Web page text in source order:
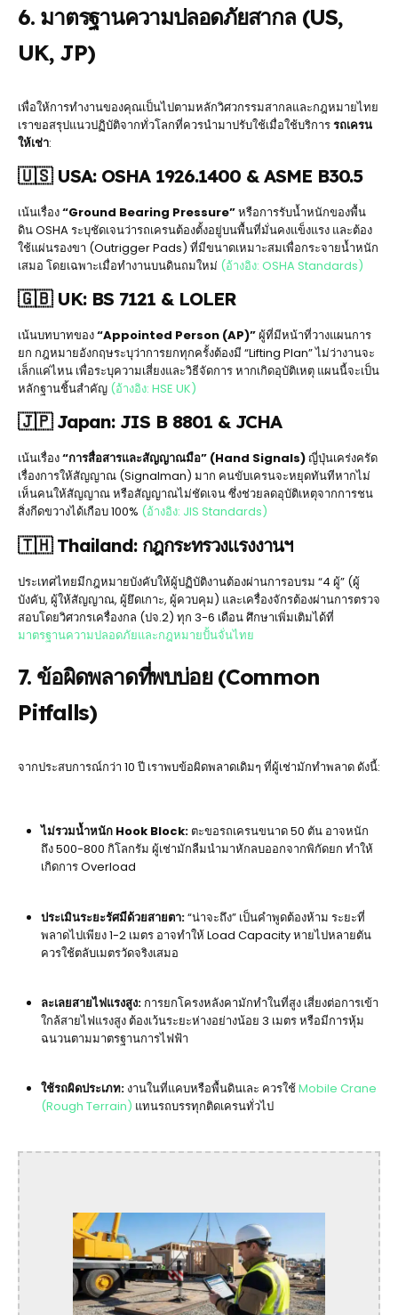
6. มาตรฐานความปลอดภัยสากล (US,
UK, JP)
เพื่อให้การทำงานของคุณเป็นไปตามหลักวิศวกรรมสากลและกฎหมายไทย
เราขอสรุปแนวปฏิบัติจากทั่วโลกที่ควรนำมาปรับใช้เมื่อใช้บริการรถเครน
ให้เช่า:
🇺🇸 USA: OSHA 1926.1400 & ASME B30.5
เน้นเรื่อง“Ground Bearing Pressure”หรือการรับน้ำหนักของพื้น
ดิน OSHA ระบุชัดเจนว่ารถเครนต้องตั้งอยู่บนพื้นที่มั่นคงแข็งแรง และต้อง
ใช้แผ่นรองขา (Outrigger Pads) ที่มีขนาดเหมาะสมเพื่อกระจายน้ำหนัก
เสมอ โดยเฉพาะเมื่อทำงานบนดินถมใหม่ (อ้างอิง: OSHA Standards)
🇬🇧 UK: BS 7121 & LOLER
เน้นบทบาทของ“Appointed Person (AP)”ผู้ที่มีหน้าที่วางแผนการ
ยก กฎหมายอังกฤษระบุว่าการยกทุกครั้งต้องมี “Lifting Plan” ไม่ว่างานจะ
เล็กแค่ไหน เพื่อระบุความเสี่ยงและวิธีจัดการ หากเกิดอุบัติเหตุ แผนนี้จะเป็น
หลักฐานชิ้นสำคัญ (อ้างอิง: HSE UK)
🇯🇵 Japan: JIS B 8801 & JCHA
เน้นเรื่อง“การสื่อสารและสัญญาณมือ” (Hand Signals)ญี่ปุ่นเคร่งครัด
เรื่องการให้สัญญาณ (Signalman) มาก คนขับเครนจะหยุดทันทีหากไม่
เห็นคนให้สัญญาณ หรือสัญญาณไม่ชัดเจน ซึ่งช่วยลดอุบัติเหตุจากการชน
สิ่งกีดขวางได้เกือบ 100% (อ้างอิง: JIS Standards)
🇹🇭 Thailand: กฎกระทรวงแรงงานฯ
ประเทศไทยมีกฎหมายบังคับให้ผู้ปฏิบัติงานต้องผ่านการอบรม “4 ผู้” (ผู้
บังคับ, ผู้ให้สัญญาณ, ผู้ยึดเกาะ, ผู้ควบคุม) และเครื่องจักรต้องผ่านการตรวจ
สอบโดยวิศวกรเครื่องกล (ปจ.2) ทุก 3-6 เดือน ศึกษาเพิ่มเติมได้ที่
มาตรฐานความปลอดภัยและกฎหมายปั้นจั่นไทย
7. ข้อผิดพลาดที่พบบ่อย (Common
Pitfalls)
จากประสบการณ์กว่า 10 ปี เราพบข้อผิดพลาดเดิมๆ ที่ผู้เช่ามักทำพลาด ดังนี้:
ไม่รวมน้ำหนัก Hook Block: ตะขอรถเครนขนาด 50 ตัน อาจหนัก
ถึง 500-800 กิโลกรัม ผู้เช่ามักลืมนำมาหักลบออกจากพิกัดยก ทำให้
เกิดการ Overload
ประเมินระยะรัศมีด้วยสายตา:“น่าจะถึง” เป็นคำพูดต้องห้าม ระยะที่
พลาดไปเพียง 1-2 เมตร อาจทำให้ Load Capacity หายไปหลายตัน
ควรใช้ตลับเมตรวัดจริงเสมอ
ละเลยสายไฟแรงสูง: การยกโครงหลังคามักทำในที่สูง เสี่ยงต่อการเข้า
ใกล้สายไฟแรงสูง ต้องเว้นระยะห่างอย่างน้อย 3 เมตร หรือมีการหุ้ม
ฉนวนตามมาตรฐานการไฟฟ้า
ใช้รถผิดประเภท: งานในที่แคบหรือพื้นดินเละ ควรใช้Mobile Crane
(Rough Terrain) แทนรถบรรทุกติดเครนทั่วไป